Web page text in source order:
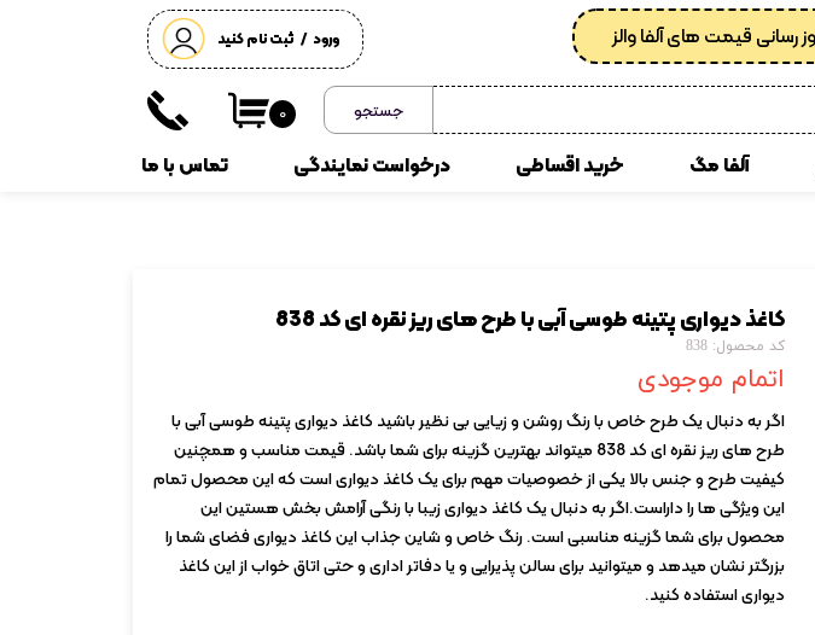
ورود / ثبت نام کنید
حساب کاربری من
تغییر گذر واژه
سفارشات
کاغذدیواری رولی
کاغذدیواری ساده
کاغذ دیواری پتینه
کاغذدیواری طرح دار
کاغذدیواری اداری
کاغذ دیواری آلبومی
کاغذ دیواری ارزان
آلفا مگ خرید اقساطی درخواست نمایندگی تماس با ما
۰ جستجو
کاغذ دیواری پتینه طوسی آبی با طرح های ریز نقره ای کد 838
کد محصول: 838
اتمام موجودی
اگر به دنبال یک طرح خاص با رنگ روشن و زیایی بی نظیر باشید کاغذ دیواری پتینه طوسی آبی با
طرح های ریز نقره ای کد 838 میتواند بهترین گزینه برای شما باشد. قیمت مناسب و همچنین
کیفیت طرح و جنس بالا یکی از خصوصیات مهم برای یک کاغذ دیواری است که این محصول تمام
این ویژگی ها را داراست.اگر به دنبال یک کاغذ دیواری زیبا با رنگی آرامش بخش هستین این
محصول برای شما گزینه مناسبی است. رنگ خاص و شاین جذاب این کاغذ دیواری فضای شما را
بزرگتر نشان میدهد و میتوانید برای سالن پذیرایی و یا دفاتر اداری و حتی اتاق خواب از این کاغذ
دیواری استفاده کنید.